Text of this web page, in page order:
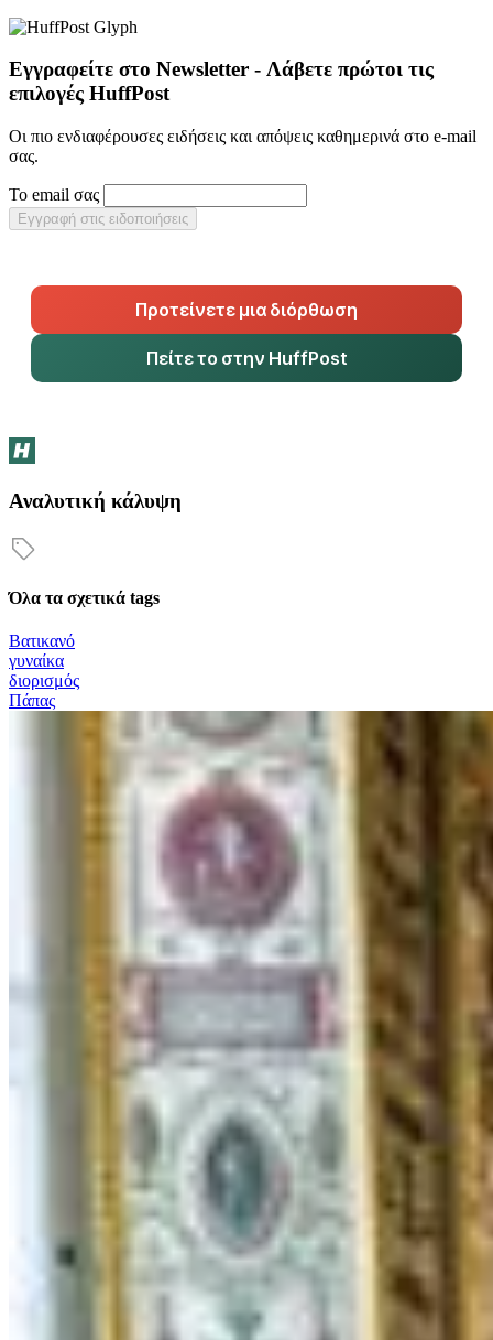
Εγγραφείτε στο Newsletter - Λάβετε πρώτοι τις
επιλογές HuffPost
Οι πιο ενδιαφέρουσες ειδήσεις και απόψεις καθημερινά στο e-mail
σας.
Το email σας
Εγγραφή στις ειδοποιήσεις
Προτείνετε μια διόρθωση
Πείτε το στην HuffPost
Αναλυτική κάλυψη
Όλα τα σχετικά tags
Βατικανό
γυναίκα
διορισμός
Πάπας